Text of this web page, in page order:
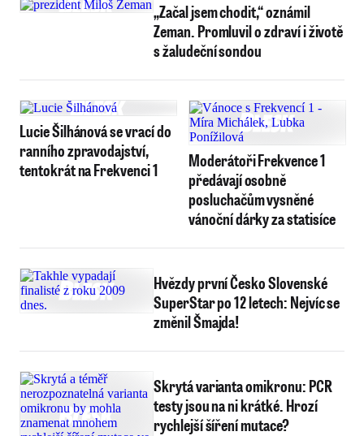
„Začal jsem chodit,“ oznámil
Zeman. Promluvil o zdraví i životě
s žaludeční sondou
Lucie Šilhánová se vrací do
ranního zpravodajství,
tentokrát na Frekvenci 1
Moderátoři Frekvence 1
předávají osobně
posluchačům vysněné
vánoční dárky za statisíce
Hvězdy první Česko Slovenské
SuperStar po 12 letech: Nejvíc se
změnil Šmajda!
Skrytá varianta omikronu: PCR
testy jsou na ni krátké. Hrozí
rychlejší šíření mutace?